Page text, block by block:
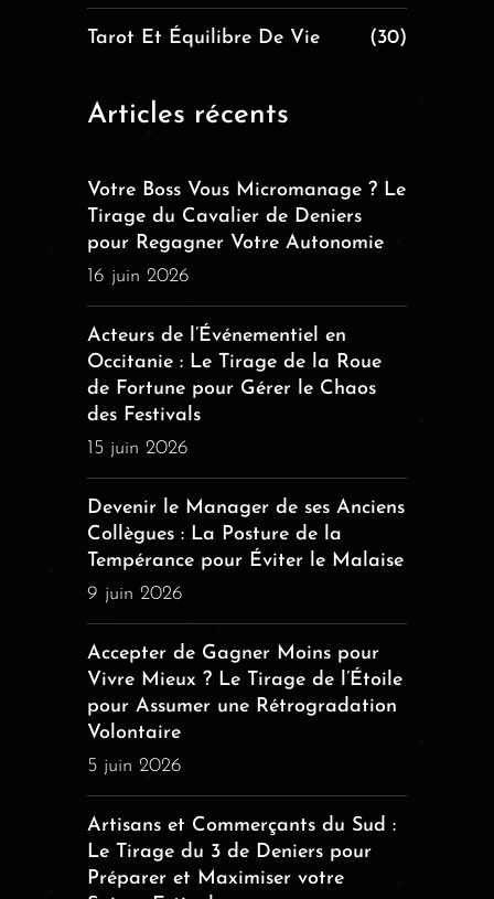
Tarot Et Équilibre De Vie (30)
Articles récents
Votre Boss Vous Micromanage ? Le
Tirage du Cavalier de Deniers
pour Regagner Votre Autonomie
16 juin 2026
Acteurs de l’Événementiel en
Occitanie : Le Tirage de la Roue
de Fortune pour Gérer le Chaos
des Festivals
15 juin 2026
Devenir le Manager de ses Anciens
Collègues : La Posture de la
Tempérance pour Éviter le Malaise
9 juin 2026
Accepter de Gagner Moins pour
Vivre Mieux ? Le Tirage de l’Étoile
pour Assumer une Rétrogradation
Volontaire
5 juin 2026
Artisans et Commerçants du Sud :
Le Tirage du 3 de Deniers pour
Préparer et Maximiser votre